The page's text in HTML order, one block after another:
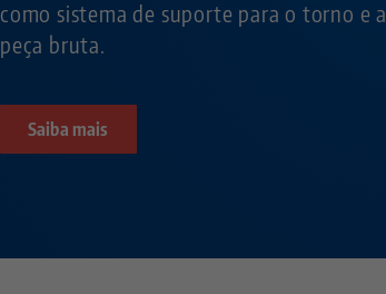
como sistema de suporte para o torno e a
peça bruta.
Saiba mais